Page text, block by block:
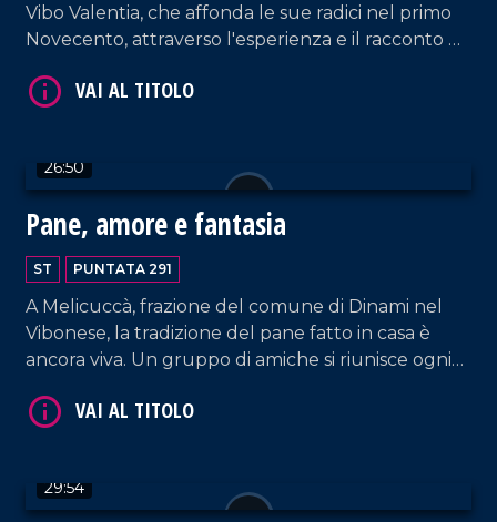
Vibo Valentia, che affonda le sue radici nel primo
Novecento, attraverso l'esperienza e il racconto di
26:50
Pane, amore e fantasia
ST PUNTATA 291
A Melicuccà, frazione del comune di Dinami nel
Vibonese, la tradizione del pane fatto in casa è
ancora viva. Un gruppo di amiche si riunisce ogni
lievito madre, lo stesso utilizzato dalle loro nonne
stessa cura e affetto di un figlio.
29:54
VAI AL TITOLO
VAI AL TITOLO